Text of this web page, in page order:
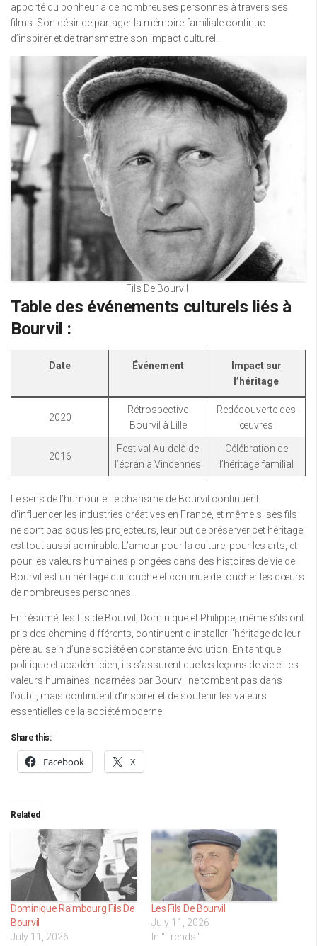
apporté du bonheur à de nombreuses personnes à travers ses
films. Son désir de partager la mémoire familiale continue
d’inspirer et de transmettre son impact culturel.
Fils De Bourvil
Table des événements culturels liés à
Bourvil :
Date Événement
Impact sur
l’héritage
2020
Rétrospective
Bourvil à Lille
Redécouverte des
œuvres
2016
Festival Au-delà de
l’écran à Vincennes
Célébration de
l’héritage familial
Le sens de l’humour et le charisme de Bourvil continuent
d’influencer les industries créatives en France, et même si ses fils
ne sont pas sous les projecteurs, leur but de préserver cet héritage
est tout aussi admirable. L’amour pour la culture, pour les arts, et
pour les valeurs humaines plongées dans des histoires de vie de
Bourvil est un héritage qui touche et continue de toucher les cœurs
de nombreuses personnes.
En résumé, les fils de Bourvil, Dominique et Philippe, même s’ils ont
pris des chemins différents, continuent d’installer l’héritage de leur
père au sein d’une société en constante évolution. En tant que
politique et académicien, ils s’assurent que les leçons de vie et les
valeurs humaines incarnées par Bourvil ne tombent pas dans
l’oubli, mais continuent d’inspirer et de soutenir les valeurs
essentielles de la société moderne.
Share this:
Facebook X
Related
Dominique Raimbourg Fils De
Bourvil
July 11, 2026
Les Fils De Bourvil
July 11, 2026
In "Trends"